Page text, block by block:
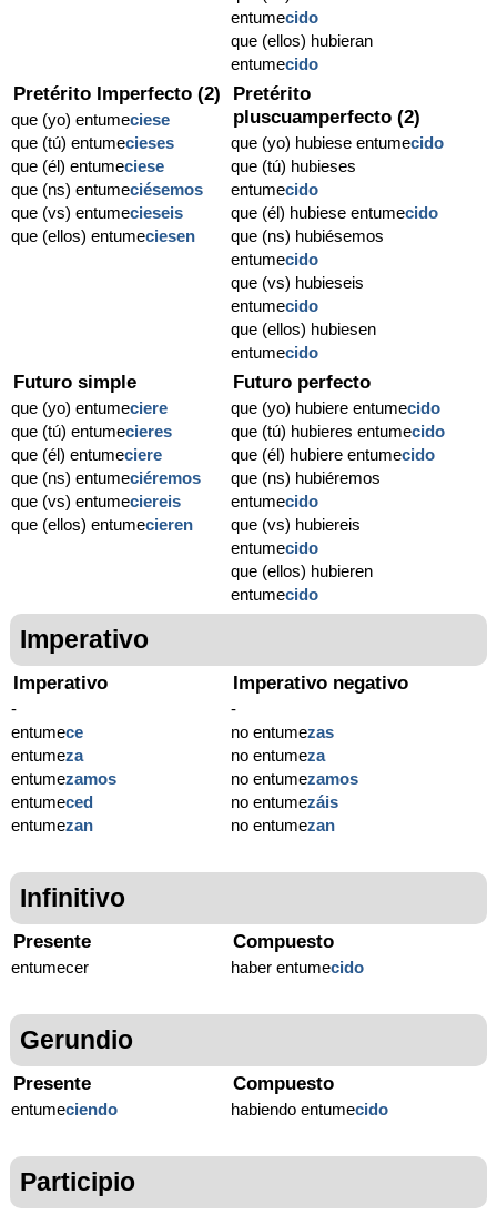
entumecido
que (ellos) hubieran
entumecido
Pretérito Imperfecto (2)
que (yo) entumeciese
que (tú) entumecieses
que (él) entumeciese
que (ns) entumeciésemos
que (vs) entumecieseis
que (ellos) entumeciesen
Pretérito
pluscuamperfecto (2)
que (yo) hubiese entumecido
que (tú) hubieses
entumecido
que (él) hubiese entumecido
que (ns) hubiésemos
entumecido
que (vs) hubieseis
entumecido
que (ellos) hubiesen
entumecido
Futuro simple
que (yo) entumeciere
que (tú) entumecieres
que (él) entumeciere
que (ns) entumeciéremos
que (vs) entumeciereis
que (ellos) entumecieren
Futuro perfecto
que (yo) hubiere entumecido
que (tú) hubieres entumecido
que (él) hubiere entumecido
que (ns) hubiéremos
entumecido
que (vs) hubiereis
entumecido
que (ellos) hubieren
entumecido
Imperativo
Imperativo
-
entumece
entumeza
entumezamos
entumeced
entumezan
Imperativo negativo
-
no entumezas
no entumeza
no entumezamos
no entumezáis
no entumezan
Infinitivo
Presente
entumecer
Compuesto
haber entumecido
Gerundio
Presente
entumeciendo
Compuesto
habiendo entumecido
Participio